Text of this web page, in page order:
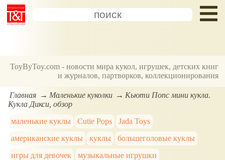
ToyByToy.com - новости мира кукол, игрушек, детских книг
и журналов, партворков, коллекционирования
Главная Маленькие куколки
Кьюти Попс мини кукла.
Кукла Дикси, обзор
маленькие куклы
Cutie Pops
Jada Toys
американские куклы
куклы
большеголовые куклы
игры для девочек
музыкальные игрушки